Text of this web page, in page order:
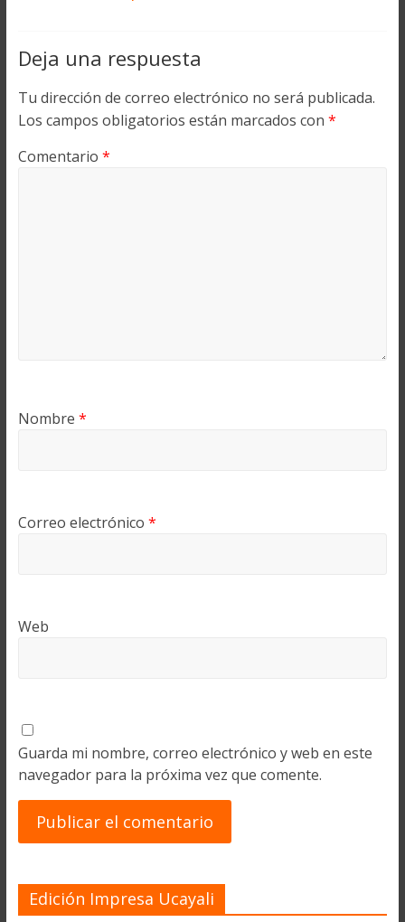
Deja una respuesta
Tu dirección de correo electrónico no será publicada.
Los campos obligatorios están marcados con *
Comentario *
Nombre *
Correo electrónico *
Web
Guarda mi nombre, correo electrónico y web en este
navegador para la próxima vez que comente.
Edición Impresa Ucayali